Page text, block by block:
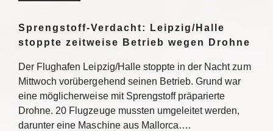
Sprengstoff-Verdacht: Leipzig/Halle
stoppte zeitweise Betrieb wegen Drohne
Der Flughafen Leipzig/Halle stoppte in der Nacht zum
Mittwoch vorübergehend seinen Betrieb. Grund war
eine möglicherweise mit Sprengstoff präparierte
Drohne. 20 Flugzeuge mussten umgeleitet werden,
darunter eine Maschine aus Mallorca….